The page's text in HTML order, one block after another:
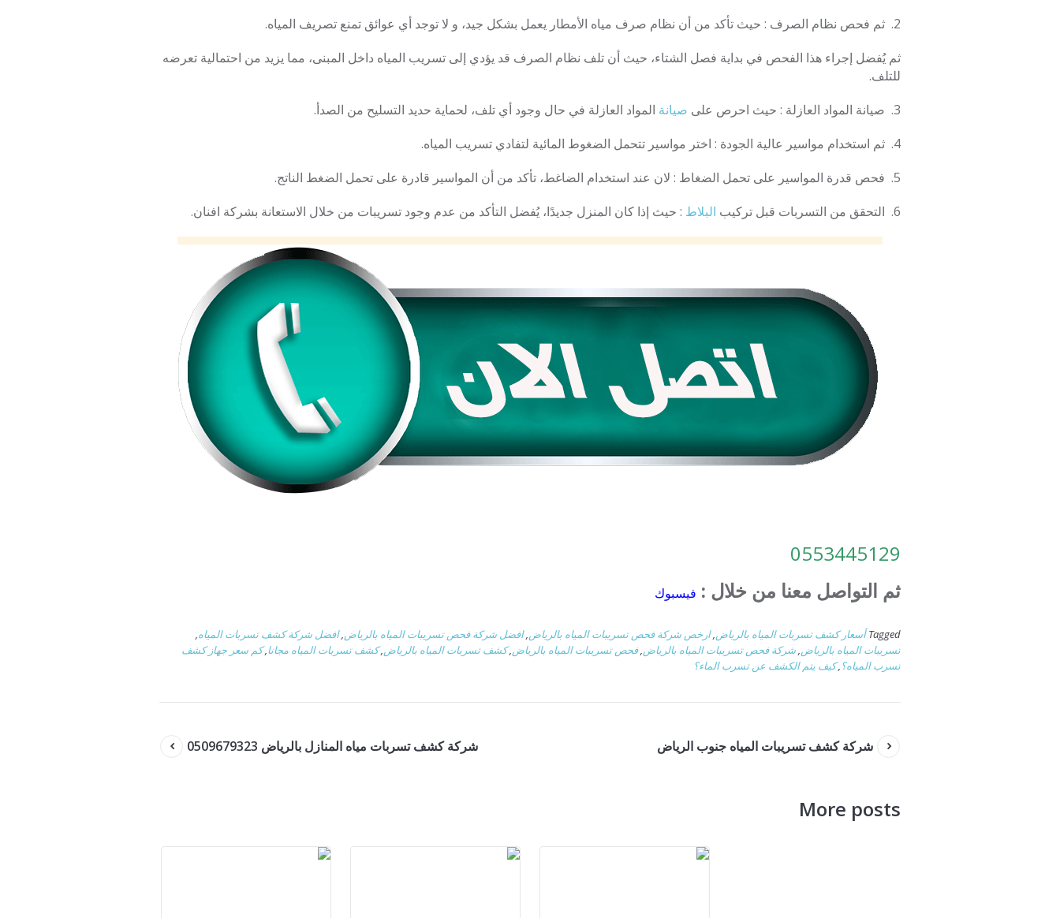
2. ثم فحص نظام الصرف : حيث تأكد من أن نظام صرف مياه الأمطار يعمل بشكل جيد، و لا توجد أي عوائق تمنع تصريف المياه.
ثم يُفضل إجراء هذا الفحص في بداية فصل الشتاء، حيث أن تلف نظام الصرف قد يؤدي إلى تسريب المياه داخل المبنى، مما يزيد من احتمالية تعرضه
للتلف.
3. صيانة المواد العازلة : حيث احرص على
صيانة المواد العازلة في حال وجود أي تلف، لحماية حديد التسليح من الصدأ.
4. ثم استخدام مواسير عالية الجودة : اختر مواسير تتحمل الضغوط المائية لتفادي تسريب المياه.
5. فحص قدرة المواسير على تحمل الضغاط : لان عند استخدام الضاغط، تأكد من أن المواسير قادرة على تحمل الضغط الناتج.
6. التحقق من التسربات قبل تركيب
البلاط : حيث إذا كان المنزل جديدًا، يُفضل التأكد من عدم وجود تسريبات من خلال الاستعانة بشركة افنان.
0553445129
ثم التواصل معنا من خلال : فيسبوك
Tagged أسعار كشف تسربات المياه بالرياض,ارخص شركة فحص تسريبات المياه بالرياض,افضل شركة فحص تسريبات المياه بالرياض,افضل شركة كشف تسربات المياه,
تسريبات المياه بالرياض,شركة فحص تسريبات المياه بالرياض,فحص تسريبات المياه بالرياض,كشف تسربات المياه بالرياض,كشف تسربات المياه مجانا,كم سعر جهاز كشف
تسرب المياه؟,كيف يتم الكشف عن تسرب الماء؟
شركة كشف تسربات مياه المنازل بالرياض 0509679323 شركة كشف تسريبات المياه جنوب الرياض
More posts